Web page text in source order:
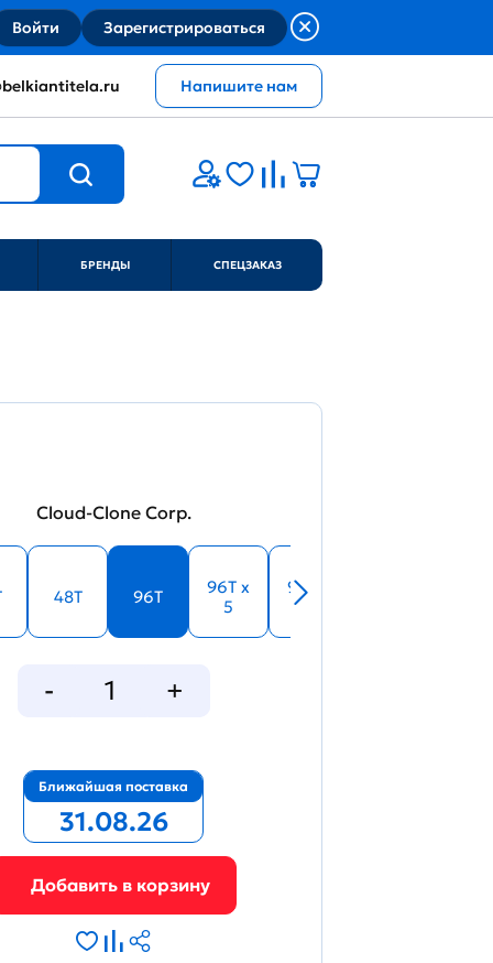
Войти Зарегистрироваться
Напишите нам
БРЕНДЫ СПЕЦЗАКАЗ
33991
Figure. Standard curve
Cloud-Clone Corp.
48T 96T
96T x
5
96T x
10
Ближайшая поставка
31.08.26